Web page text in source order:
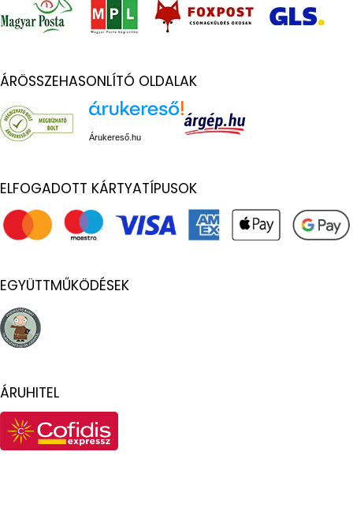
ÁRÖSSZEHASONLÍTÓ OLDALAK
Árukereső.hu
ELFOGADOTT KÁRTYATÍPUSOK
EGYÜTTMŰKÖDÉSEK
ÁRUHITEL